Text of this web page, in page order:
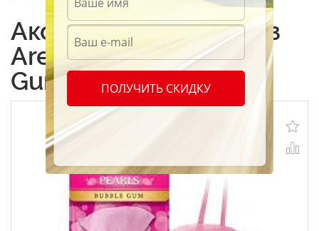
Аксессуары Ароматиз
Areon Pearls Bubble
Gum
ПОЛУЧИТЬ СКИДКУ